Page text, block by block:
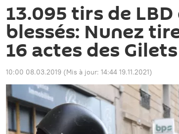
13.095 tirs de
blessés: Nunez
16 actes des
10:00 08.03.2019 (Mis à jour: 14:44 19.11.2021)